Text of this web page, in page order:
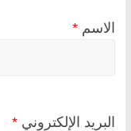
الاسم *
البريد الإلكتروني *